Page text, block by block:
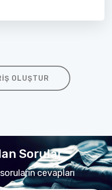
OLUŞTUR
Sorular
cevapları